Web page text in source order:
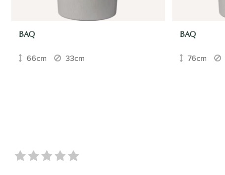
BAQ
66cm 33cm
BAQ
76cm